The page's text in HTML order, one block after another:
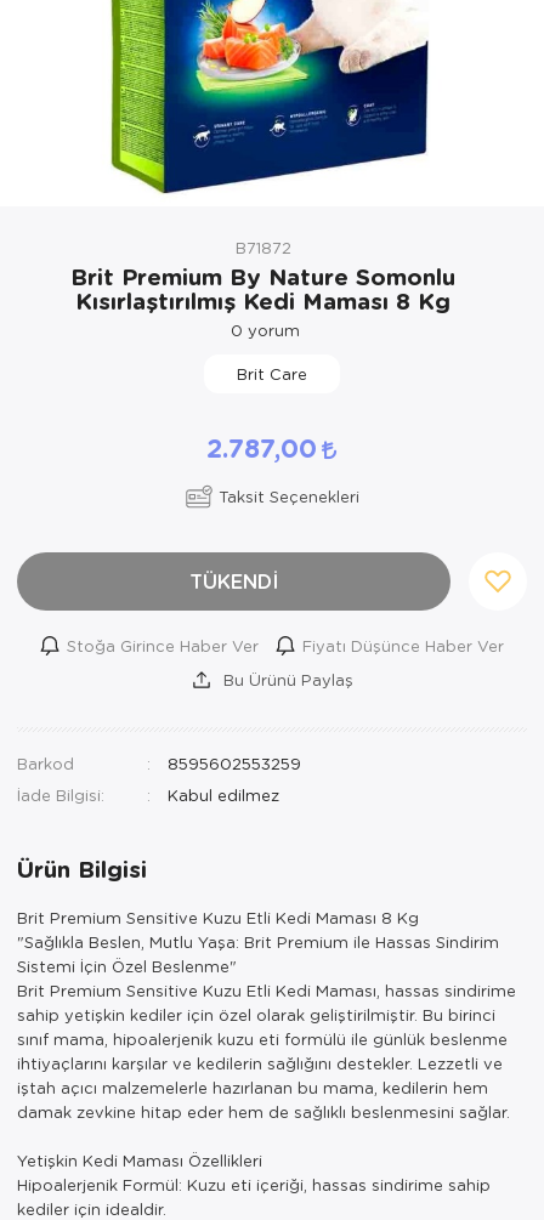
B71872
Brit Premium By Nature Somonlu
Kısırlaştırılmış Kedi Maması 8 Kg
0 yorum
Brit Care
2.787,00
Taksit Seçenekleri
TÜKENDİ
Stoğa Girince Haber Ver
Fiyatı Düşünce Haber Ver
Bu Ürünü Paylaş
Barkod
8595602553259
İade Bilgisi:
Ürün Bilgisi
Brit Premium Sensitive Kuzu Etli Kedi Maması 8 Kg
"Sağlıkla Beslen, Mutlu Yaşa: Brit Premium ile Hassas Sindirim
Sistemi İçin Özel Beslenme"
Brit Premium Sensitive Kuzu Etli Kedi Maması, hassas sindirime
sahip yetişkin kediler için özel olarak geliştirilmiştir. Bu birinci
sınıf mama, hipoalerjenik kuzu eti formülü ile günlük beslenme
ihtiyaçlarını karşılar ve kedilerin sağlığını destekler. Lezzetli ve
iştah açıcı malzemelerle hazırlanan bu mama, kedilerin hem
damak zevkine hitap eder hem de sağlıklı beslenmesini sağlar.
Yetişkin Kedi Maması Özellikleri
Hipoalerjenik Formül: Kuzu eti içeriği, hassas sindirime sahip
kediler için idealdir.